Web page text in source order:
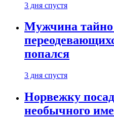
3 дня спустя
Мужчина
попался
3 дня спустя
Норвежку
необычного